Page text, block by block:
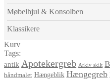
Møbelhjul & Konsolben
Klassikere
Kurv
Tags:
antik Apotekergreb Arkiv skilt
håndmalet Hængeblik Hængegreb